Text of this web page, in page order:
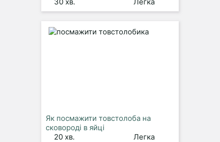
Як посмажити товстолоба на
сковороді в яйці
20 хв.
Легка